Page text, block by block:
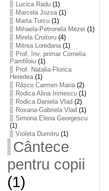
Lucica Radu(1)
Marcela Jozsa(1)
Marta Turcu(1)
Mihaela-Petronela Mezei (1)
Mirela Croitoru(4)
Mitrea Loredana(1)
Prof. înv. primar Cornelia
Pamfiloiu(1)
Prof. Natalia-Florica
Heredea(1)
Râșco Carmen Maria(2)
Rodica Alina Irimescu(1)
Rodica Daniela Vlad (2)
Roxana-Gabriela Vlad (1)
Simona Elena Georgescu
(1)
Violeta Dumitru(1)
Cântece
pentru copii
(1)